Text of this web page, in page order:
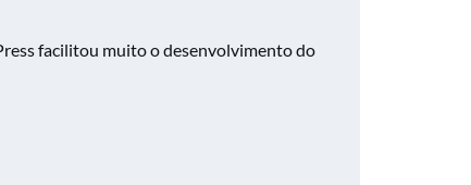
facilitou muito o desenvolvimento do